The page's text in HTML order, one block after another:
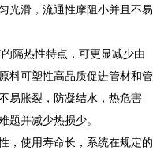
光滑，流通性摩阻小并且不易
隔热性特点，可更显减少由
料可塑性高品质促进管材和管
易胀裂，防凝结水，热危害
题并减少热损少。
，使用寿命长，系统在规定的